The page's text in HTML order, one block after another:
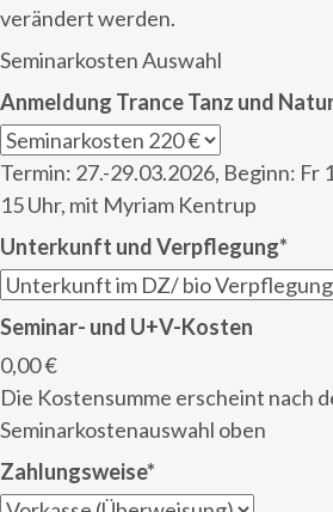
verändert werden.
Seminarkosten Auswahl
Anmeldung Trance Tanz und
Termin: 27.-29.03.2026, Beginn: Fr
15 Uhr, mit Myriam Kentrup
Unterkunft und Verpflegung*
Seminar- und U+V-Kosten
0,00 €
Die Kostensumme erscheint nach
Seminarkostenauswahl oben
Zahlungsweise*